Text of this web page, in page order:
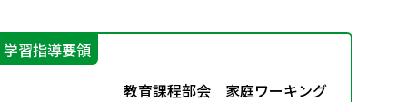
学習指導要領
教育課程部会 家庭ワーキング